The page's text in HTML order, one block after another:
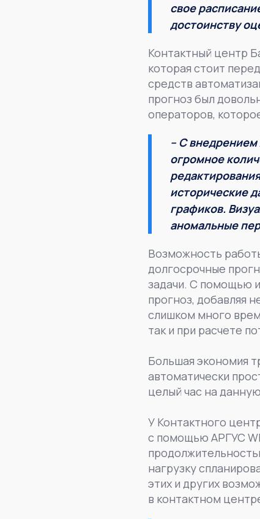
свое
достоинству
Контактный центр
которая стоит
средств
прогноз был
операторов,
– С внедрением
огромное
исторические
графиков.
аномальные
Возможность
долгосрочные
задачи. С помощью
прогноз, добавляя
слишком много
так и при расчете
Большая экономия
автоматически
целый час на
У Контактного
с помощью АРГУС
нагрузку
этих и других
в контактном